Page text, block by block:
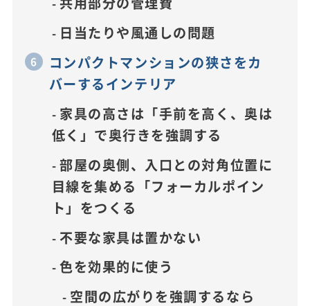
日当たりや風通しの問題
コンパクトマンションの狭さをカ
バーするインテリア
家具の高さは「手前を高く、奥は
低く」で奥行きを強調する
部屋の奥側、入口との対角位置に
目線を集める「フォーカルポイン
ト」をつくる
不要な家具は置かない
色を効果的に使う
空間の広がりを強調するなら